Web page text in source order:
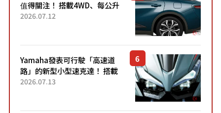
值得關注！ 搭載4WD、每公升
22.4公里低油耗表現超亮眼！
2026.07.12
Yamaha發表可行駛「高速道
路」的新型小型速克達！ 搭載
能享受超強勁「渦輪感」的動
2026.07.13